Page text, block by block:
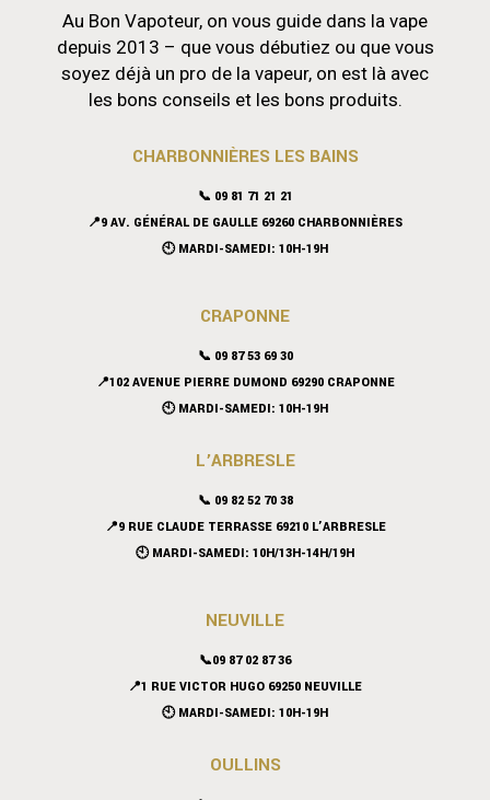
Au Bon Vapoteur, on vous guide dans la vape
depuis 2013 – que vous débutiez ou que vous
soyez déjà un pro de la vapeur, on est là avec
les bons conseils et les bons produits.
CHARBONNIÈRES LES BAINS
📞 09 81 71 21 21
📍9 AV. GÉNÉRAL DE GAULLE 69260 CHARBONNIÈRES
🕙 MARDI-SAMEDI: 10H-19H
CRAPONNE
📞 09 87 53 69 30
📍102 AVENUE PIERRE DUMOND 69290 CRAPONNE
🕙 MARDI-SAMEDI: 10H-19H
L’ARBRESLE
📞 09 82 52 70 38
📍9 RUE CLAUDE TERRASSE 69210 L’ARBRESLE
🕙 MARDI-SAMEDI: 10H/13H-14H/19H
NEUVILLE
📞09 87 02 87 36
📍1 RUE VICTOR HUGO 69250 NEUVILLE
🕙 MARDI-SAMEDI: 10H-19H
OULLINS